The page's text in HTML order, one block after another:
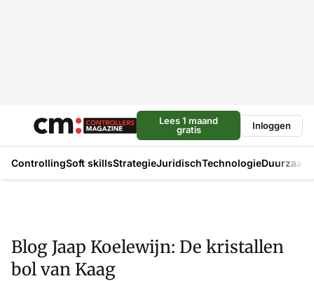
Lees 1 maand
gratis
Inloggen
ControllingSoft skillsStrategieJuridischTechnologie
Blog Jaap Koelewijn: De kristallen
bol van Kaag